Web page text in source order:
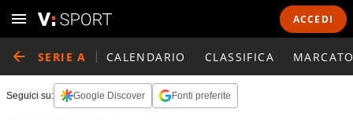
ACCEDI
SERIE A CALENDARIO CLASSIFICA
Seguici su: Google Discover Fonti preferite